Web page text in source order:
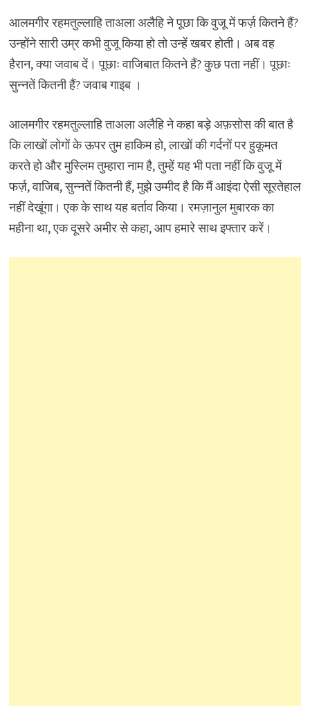
आलमगीर रहमतुल्लाहि ताअला अलैहि ने पूछा कि वुजू में फर्ज़ कितने हैं?
उन्होंने सारी उम्र कभी वुजू किया हो तो उन्हें खबर होती। अब वह
हैरान, क्या जवाब दें। पूछाः वाजिबात कितने हैं? कुछ पता नहीं। पूछाः
सुन्नतें कितनी हैं? जवाब गाइब ।
आलमगीर रहमतुल्लाहि ताअला अलैहि ने कहा बड़े अफ़सोस की बात है
कि लाखों लोगों के ऊपर तुम हाकिम हो, लाखों की गर्दनों पर हुकूमत
करते हो और मुस्लिम तुम्हारा नाम है, तुम्हें यह भी पता नहीं कि वुजू में
फर्ज़, वाजिब, सुन्नतें कितनी हैं, मुझे उम्मीद है कि मैं आइंदा ऐसी सूरतेहाल
नहीं देखूंगा। एक के साथ यह बर्ताव किया। रमज़ानुल मुबारक का
महीना था, एक दूसरे अमीर से कहा, आप हमारे साथ इफ्तार करें।